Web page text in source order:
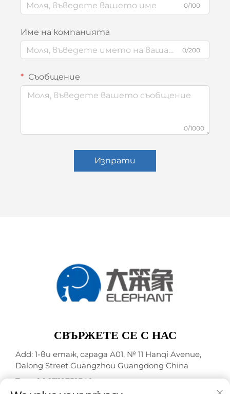
0/100
Име на компанията
0/200
Съобщение
0/1000
Изпрати
СВЪРЖЕТЕ СЕ С НАС
Add: 1-ви етаж, сграда A01, № 11 Hanqi Avenue,
Dalong Street Guangzhou Guangdong China
Тел.:+86-15119752340